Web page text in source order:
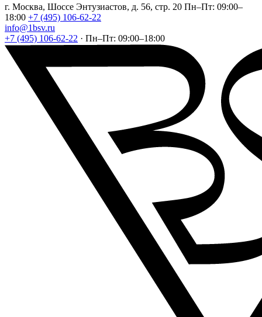
г. Москва, Шоссе Энтузиастов, д. 56, стр. 20 Пн–Пт: 09:00–
18:00 +7 (495) 106-62-22
info@1bsv.ru
+7 (495) 106-62-22 · Пн–Пт: 09:00–18:00